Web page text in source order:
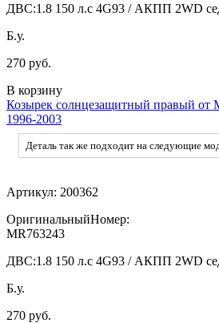
ДВС:1.8 150 л.с 4G93 / АКПП 2WD
Б.у.
270 руб.
В корзину
Козырек солнцезащитный правый от
1996-2003
Деталь так же подходит на следующие
Артикул: 200362
ОригинальныйНомер:
MR763243
ДВС:1.8 150 л.с 4G93 / АКПП 2WD
Б.у.
270 руб.